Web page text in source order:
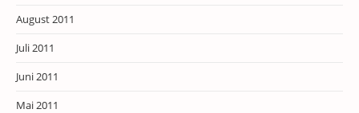
August 2011
Juli 2011
Juni 2011
Mai 2011